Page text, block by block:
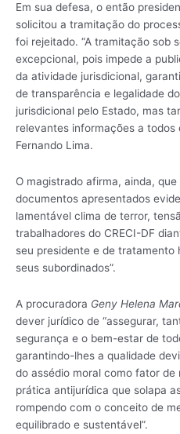
Em sua defesa, o então
solicitou a tramitação do
foi rejeitado. “A tramitação sob
excepcional, pois impede a
da atividade jurisdicional,
de transparência e legalidade
jurisdicional pelo Estado, mas
relevantes informações a todos
Fernando Lima.
O magistrado afirma, ainda, que
documentos apresentados
lamentável clima de terror,
trabalhadores do CRECI-DF
seu presidente e de tratamento
seus subordinados”.
A procuradora Geny Helena
dever jurídico de “assegurar,
segurança e o bem-estar de
garantindo-lhes a qualidade
do assédio moral como fator
prática antijurídica que solapa
rompendo com o conceito de
equilibrado e sustentável”.